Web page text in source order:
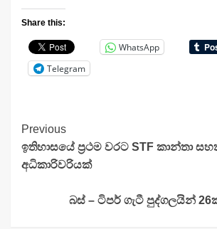
Share this:
WhatsApp
Telegram
Continue
Reading
Previous
ඉතිහාසයේ ප්‍රථම වරට STF කාන්තා
අධිකාරිවරියක්
බස් – ටිපර් ගැටී පුද්ගලයින්